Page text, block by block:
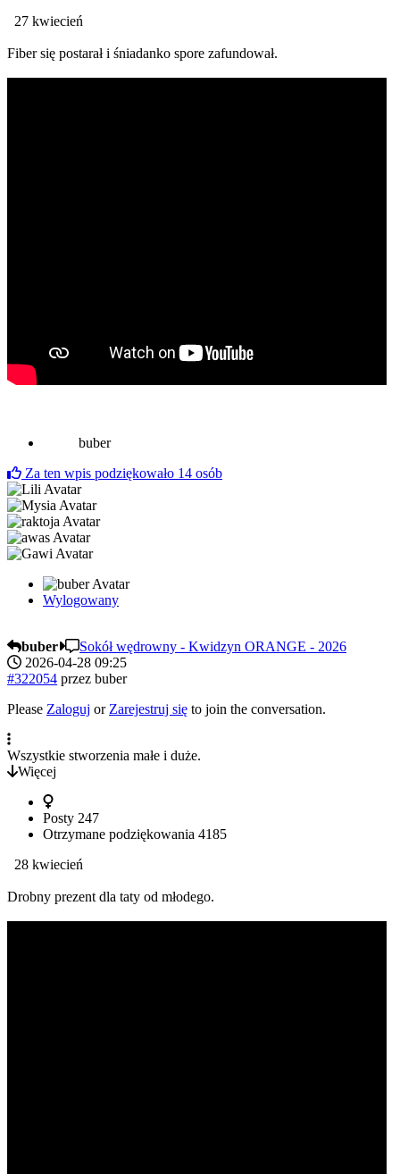
27 kwiecień
Fiber się postarał i śniadanko spore zafundował.
buber
Za ten wpis podziękowało 14 osób
Wylogowany
buber
Sokół wędrowny - Kwidzyn ORANGE - 2026
2026-04-28 09:25
#322054 przez buber
Please Zaloguj or Zarejestruj się to join the conversation.
Wszystkie stworzenia małe i duże.
Więcej
Posty 247
Otrzymane podziękowania 4185
28 kwiecień
Drobny prezent dla taty od młodego.